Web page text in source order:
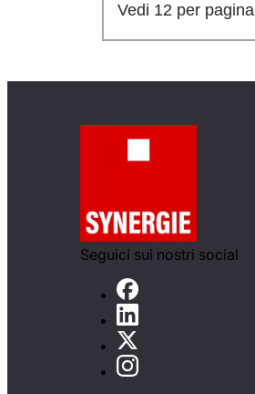
Vedi 12 per pagina
Seguici sui nostri social